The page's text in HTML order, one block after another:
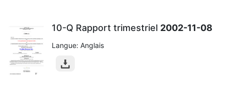
10-Q Rapport trimestriel 2002-11-08
Langue: Anglais